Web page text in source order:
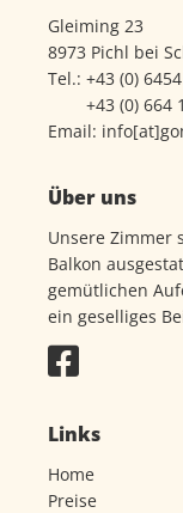
Gleiming 23
8973 Pichl bei
Tel.: +43 (0)
+43 (0) 664
Email:
Über uns
Unsere Zimmer
Balkon
gemütlichen
ein geselliges
Links
Home
Preise